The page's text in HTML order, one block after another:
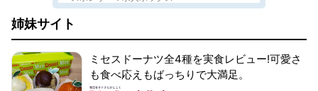
姉妹サイト
ミセスドーナツ全4種を実食レビュー!可愛さ
も食べ応えもばっちりで大満足。